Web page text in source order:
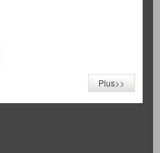
Plus>>